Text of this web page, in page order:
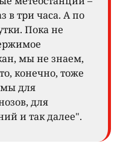
в три часа. А по
Пока не
мы не знаем,
конечно, тоже
для
для
и так далее".